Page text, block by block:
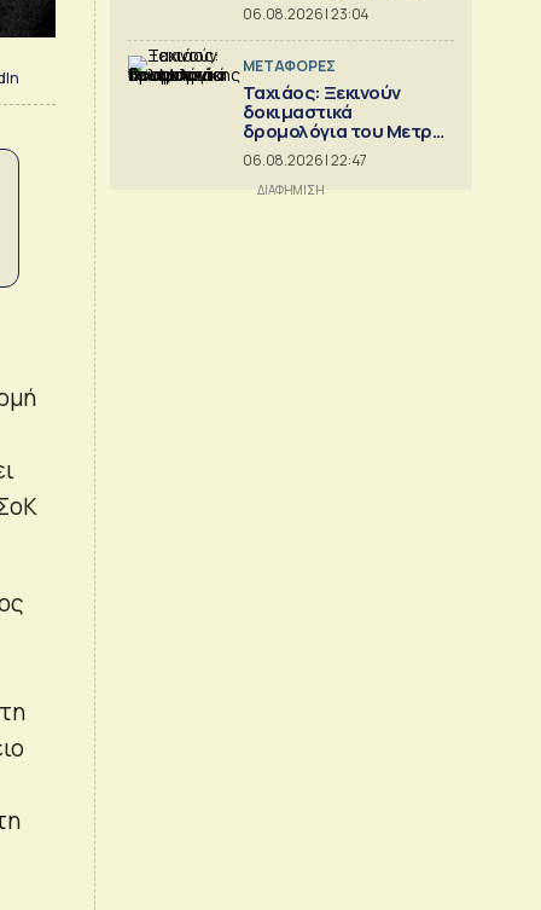
06.08.2026 | 23:04
ΜΕΤΑΦΟΡΕΣ
Ταχιάος: Ξεκινούν
δοκιμαστικά
δρομολόγια του Μετρό
Θεσσαλονίκης προς
Καλαμαριά
06.08.2026 | 22:47